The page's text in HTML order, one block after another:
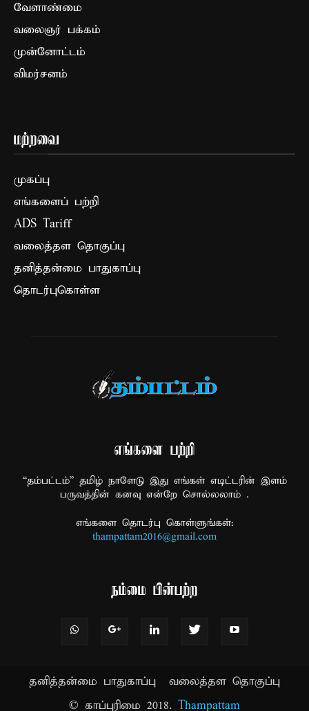
வேளாண்மை
வலைஞர் பக்கம்
முன்னோட்டம்
விமர்சனம்
மற்றவை
முகப்பு
எங்களைப் பற்றி
ADS Tariff
வலைத்தள தொகுப்பு
தனித்தன்மை பாதுகாப்பு
தொடர்புகொள்ள
எங்களை பற்றி
“தம்பட்டம்” தமிழ் நாளேடு இது எங்கள் எடிட்டரின் இளம்
பருவத்தின் கனவு என்றே சொல்லலாம் .
எங்களை தொடர்பு கொள்ளுங்கள்:
thampattam2016@gmail.com
நம்மை பின்பற்ற
தனித்தன்மை பாதுகாப்பு
வலைத்தள தொகுப்பு
© காப்புரிமை 2018. Thampattam